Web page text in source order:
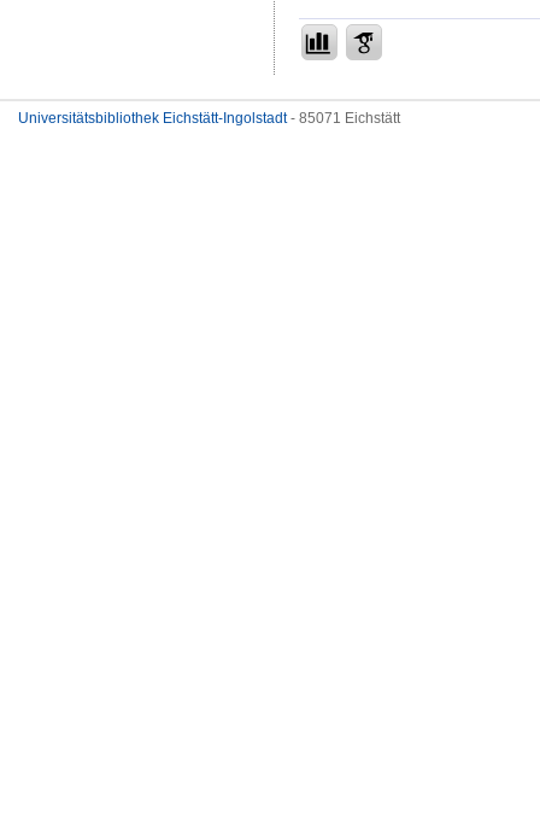
Universitätsbibliothek Eichstätt-Ingolstadt- 85071 Eichstätt